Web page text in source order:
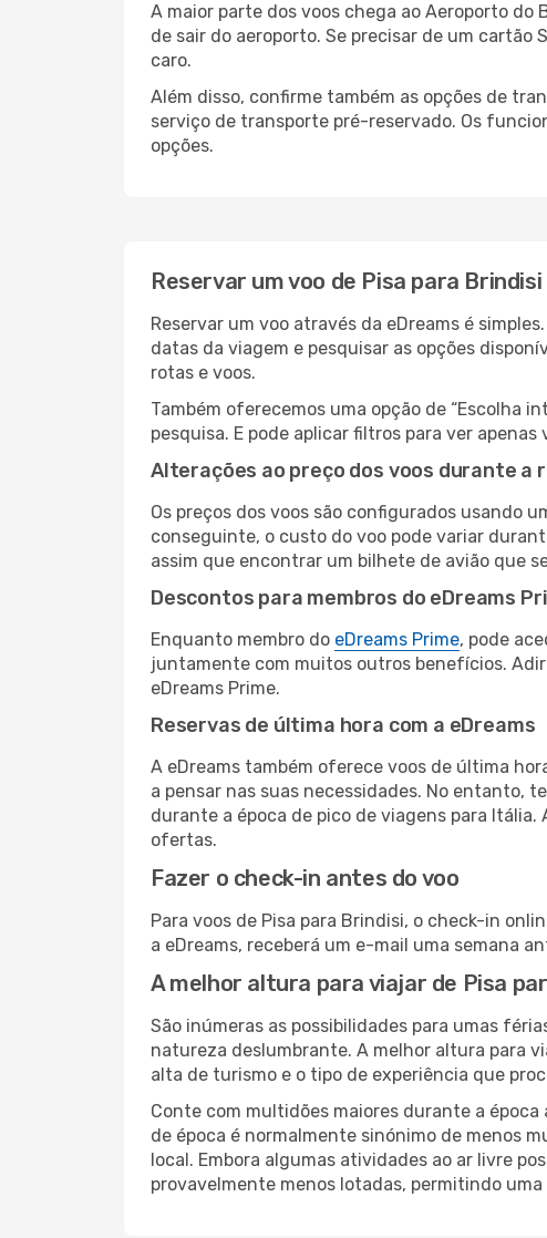
A maior parte dos voos chega ao Aeroporto
de sair do aeroporto. Se precisar de um cartão
caro.
Além disso, confirme também as opções de
serviço de transporte pré-reservado. Os
opções.
Reservar um voo de Pisa para Brindisi
Reservar um voo através da eDreams é
datas da viagem e pesquisar as opções
rotas e voos.
Também oferecemos uma opção de “Escolha
pesquisa. E pode aplicar filtros para ver
Alterações ao preço dos voos durante a
Os preços dos voos são configurados usando
conseguinte, o custo do voo pode variar
assim que encontrar um bilhete de avião que
Descontos para membros do eDreams
Enquanto membro do eDreams Prime, pode
juntamente com muitos outros benefícios.
eDreams Prime.
Reservas de última hora com a eDreams
A eDreams também oferece voos de última
a pensar nas suas necessidades. No entanto,
durante a época de pico de viagens para
ofertas.
Fazer o check-in antes do voo
Para voos de Pisa para Brindisi, o check-in
a eDreams, receberá um e-mail uma semana
A melhor altura para viajar de Pisa
São inúmeras as possibilidades para umas
natureza deslumbrante. A melhor altura para
alta de turismo e o tipo de experiência que
Conte com multidões maiores durante a
de época é normalmente sinónimo de menos
local. Embora algumas atividades ao ar livre
provavelmente menos lotadas, permitindo